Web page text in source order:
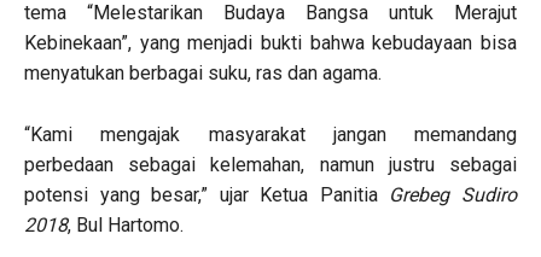
tema “Melestarikan Budaya Bangsa untuk Merajut
Kebinekaan”, yang menjadi bukti bahwa kebudayaan bisa
menyatukan berbagai suku, ras dan agama.
“Kami mengajak masyarakat jangan memandang
perbedaan sebagai kelemahan, namun justru sebagai
potensi yang besar,” ujar Ketua Panitia Grebeg Sudiro
2018, Bul Hartomo.